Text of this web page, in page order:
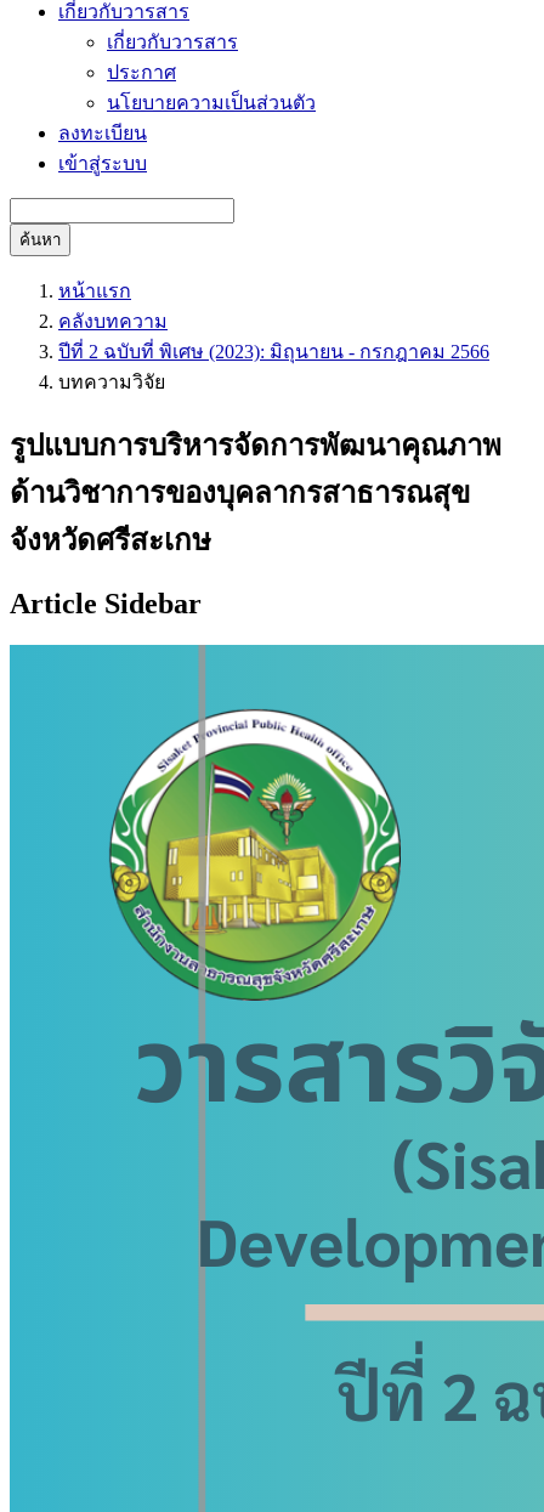
เกี่ยวกับวารสาร
เกี่ยวกับวารสาร
ประกาศ
นโยบายความเป็นส่วนตัว
ลงทะเบียน
เข้าสู่ระบบ
ค้นหา
หน้าแรก
คลังบทความ
ปีที่ 2 ฉบับที่ พิเศษ (2023): มิถุนายน - กรกฎาคม 2566
บทความวิจัย
รูปแบบการบริหารจัดการพัฒนาคุณภาพ
ด้านวิชาการของบุคลากรสาธารณสุข
จังหวัดศรีสะเกษ
Article Sidebar